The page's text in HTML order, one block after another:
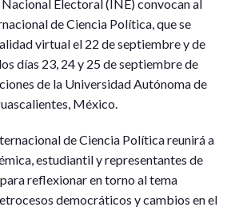
Electoral (INE) convocan al
de Ciencia Política, que se
virtual el 22 de septiembre y de
días 23, 24 y 25 de septiembre de
de la Universidad Autónoma de
México.
de Ciencia Política reunirá a
estudiantil y representantes de
reflexionar en torno al tema
democráticos y cambios en el